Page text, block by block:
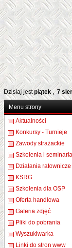
Dzisiaj jestpiątek,7
Menu strony
Aktualności
Konkursy - Turnieje
Zawody strażackie
Szkolenia i seminaria
Działania
KSRG
Szkolenia dla OSP
Oferta handlowa
Galeria zdjęć
Pliki do pobrania
Wyszukiwarka
Linki do stron www